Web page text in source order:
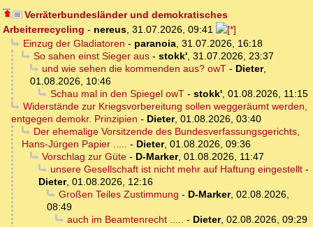
Verräterbundesländer und demokratisches
Arbeiterrecycling - nereus, 31.07.2026, 09:41
Einzug der Gladiatoren - paranoia, 31.07.2026, 16:18
So sahen einst Sieger aus- stokk', 31.07.2026, 23:37
und wie sehen die kommenden aus? owT- Dieter,
01.08.2026, 10:46
Schau mal in den Spiegel owT- stokk', 01.08.2026, 11:15
Widerstände zur Kriegsvorbereitung sollen weggeräumt werden,
entgegen demokr. Prinzipien - Dieter, 01.08.2026, 03:40
Der ehemalige Vorsitzende des Bundesverfassungsgerichts,
Hans-Jürgen Papier ..... - Dieter, 01.08.2026, 09:36
Vorschlag zur Güte- D-Marker, 01.08.2026, 11:47
unsere Gesellschaft ist nicht mehr auf Haftung eingestellt-
Dieter, 01.08.2026, 12:16
Großen Teiles Zustimmung - D-Marker, 02.08.2026,
08:49
auch im Beamtenrecht ..... - Dieter, 02.08.2026, 09:29